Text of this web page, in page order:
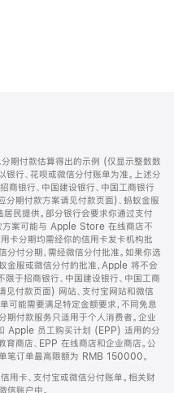
期付款估算得出的示例 (仅显示整数数
银行、花呗或微信分付账单为准。上述分
银行、中国建设银行、中国工商银行
分期付款方案请见付款页面)、蚂蚁金服
民提供。部分银行会要求你通过支付
方案可能与 Apple Store 在线商店不
卡分期均需经你的信用卡发卡机构批
分付分期，需经微信分付批准。如果你选
金服或微信分付的批准，Apple 将不会
于招商银行、中国建设银行、中国工商
见付款页面) 网站、支付宝网站和微信
可能需要满足特定金额要求，不同免息
期付款服务只适用于个人消费者。企业
Apple 员工购买计划 (EPP) 适用的分
育商店、EPP 在线商店和企业商店。公
笔订单最高限额为 RMB 150000。
用卡、支付宝或微信分付账单。相关财
信账户中。